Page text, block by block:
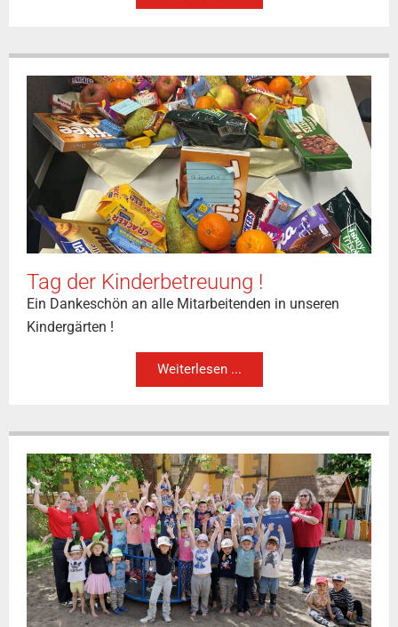
Tag der Kinderbetreuung !
Ein Dankeschön an alle Mitarbeitenden in unseren
Kindergärten !
Weiterlesen ...